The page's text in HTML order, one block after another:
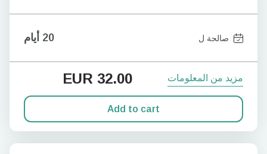
صالحة ل 20 أيام
مزيد من المعلومات EUR 32.00
Add to cart